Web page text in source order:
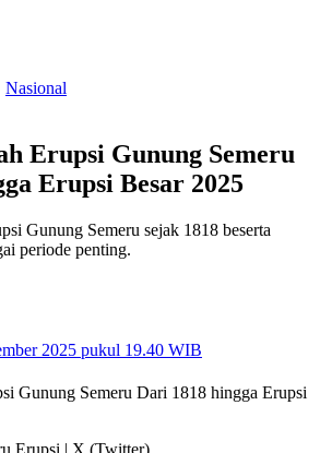
Nasional
Erupsi Gunung Semeru
Erupsi Besar 2025
Gunung Semeru sejak 1818 beserta
periode penting.
2025 pukul 19.40 WIB
Erupsi | X (Twitter)